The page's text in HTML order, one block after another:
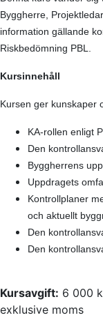
Byggherre,
information gällande
Riskbedömning PBL.
Kursinnehåll
Kursen ger kunskaper
KA-rollen enligt
Den
Byggherrens
Uppdragets
Kontrollplaner
och aktuellt
Den
Den
Kursavgift: 6 000
exklusive moms